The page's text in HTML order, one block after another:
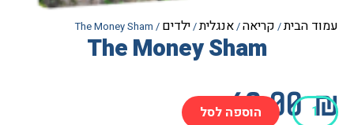
/קריאה/ אנגלית/ילדים/ The Money Sham
The Money Sham
הוספה לסל